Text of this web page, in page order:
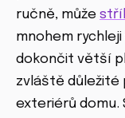
ručně, může
mnohem
dokončit větší
zvláště důležité
exteriérů domu.